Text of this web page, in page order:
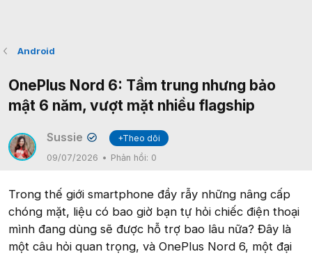
Android
OnePlus Nord 6: Tầm trung nhưng bảo
mật 6 năm, vượt mặt nhiều flagship
Sussie ✔
+Theo dõi
09/07/2026
Phản hồi: 0
Trong thế giới smartphone đầy rẫy những nâng cấp
chóng mặt, liệu có bao giờ bạn tự hỏi chiếc điện thoại
mình đang dùng sẽ được hỗ trợ bao lâu nữa? Đây là
một câu hỏi quan trọng, và OnePlus Nord 6, một đại